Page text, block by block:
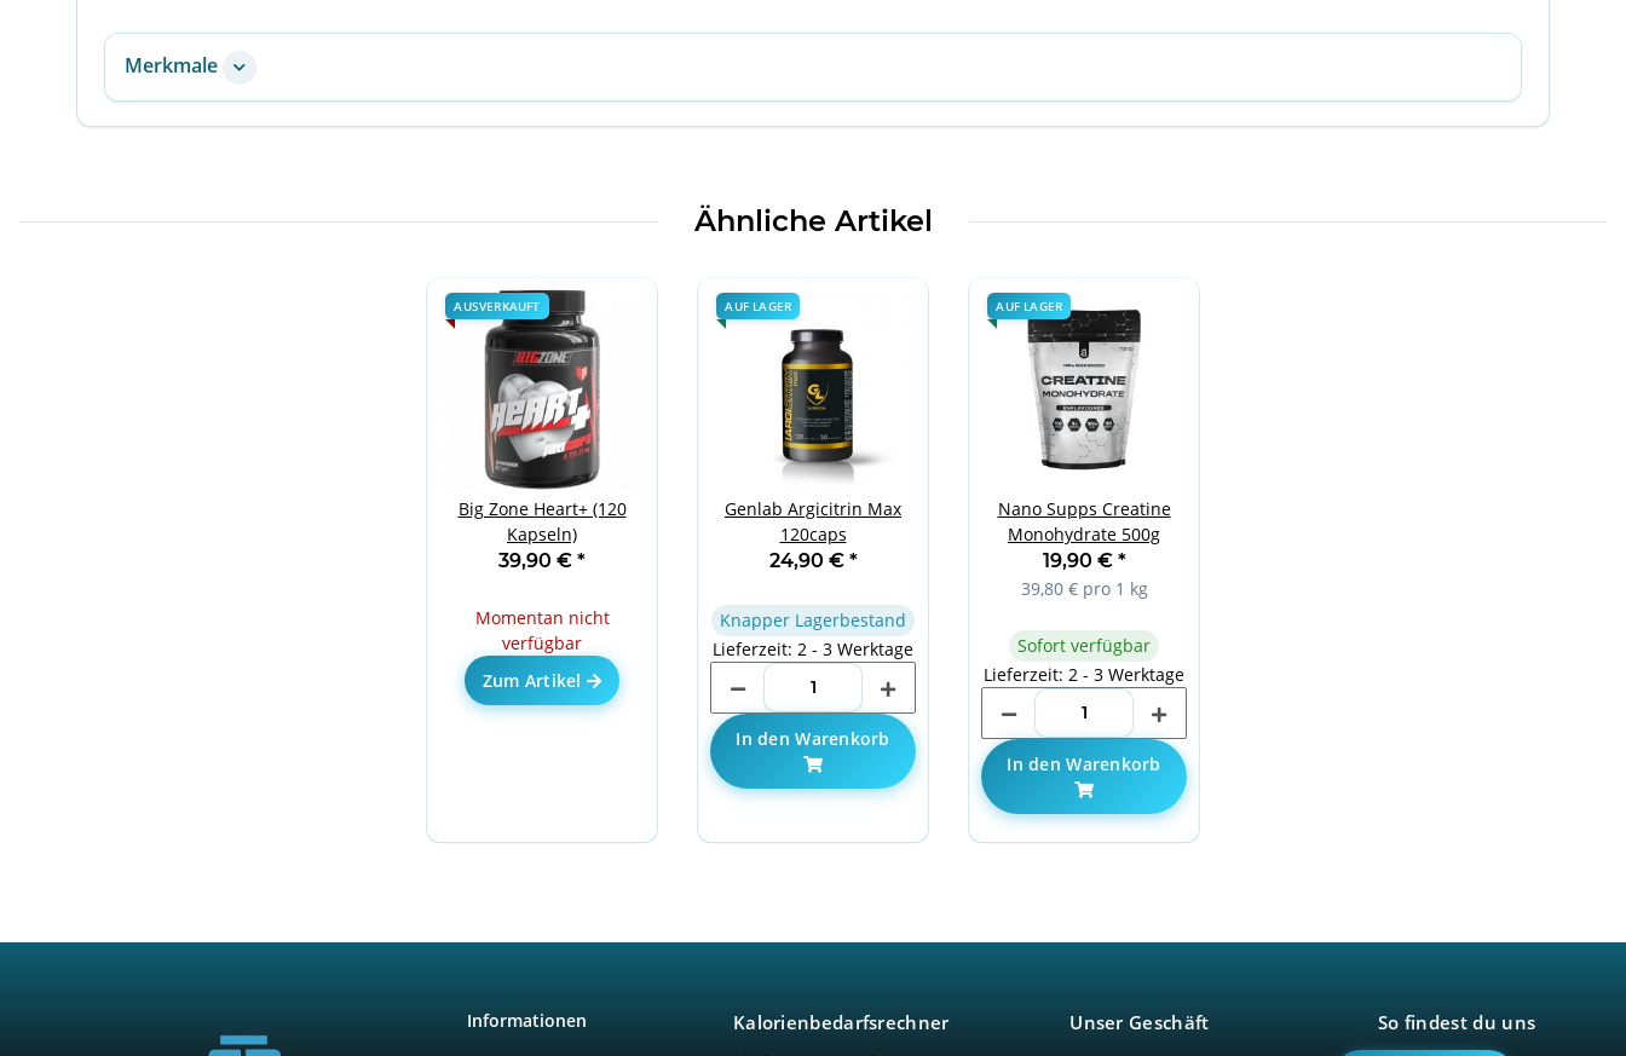
Merkmale
Ähnliche Artikel
AUSVERKAUFT
Big Zone Heart+ (120
Kapseln)
39,90 € *
Momentan nicht
verfügbar
Zum Artikel
AUF LAGER
Genlab Argicitrin Max
120caps
24,90 € *
Knapper Lagerbestand
Lieferzeit: 2 - 3 Werktage
In den Warenkorb
AUF LAGER
Nano Supps Creatine
Monohydrate 500g
19,90 € *
39,80 € pro 1 kg
Sofort verfügbar
Lieferzeit: 2 - 3 Werktage
In den Warenkorb
Informationen Kalorienbedarfsrechner Unser Geschäft So findest du uns